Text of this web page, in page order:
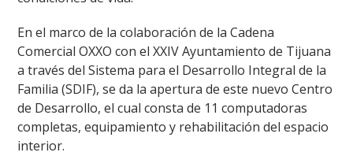
En el marco de la colaboración de la Cadena
Comercial OXXO con el XXIV Ayuntamiento de Tijuana
a través del Sistema para el Desarrollo Integral de la
Familia (SDIF), se da la apertura de este nuevo Centro
de Desarrollo, el cual consta de 11 computadoras
completas, equipamiento y rehabilitación del espacio
interior.